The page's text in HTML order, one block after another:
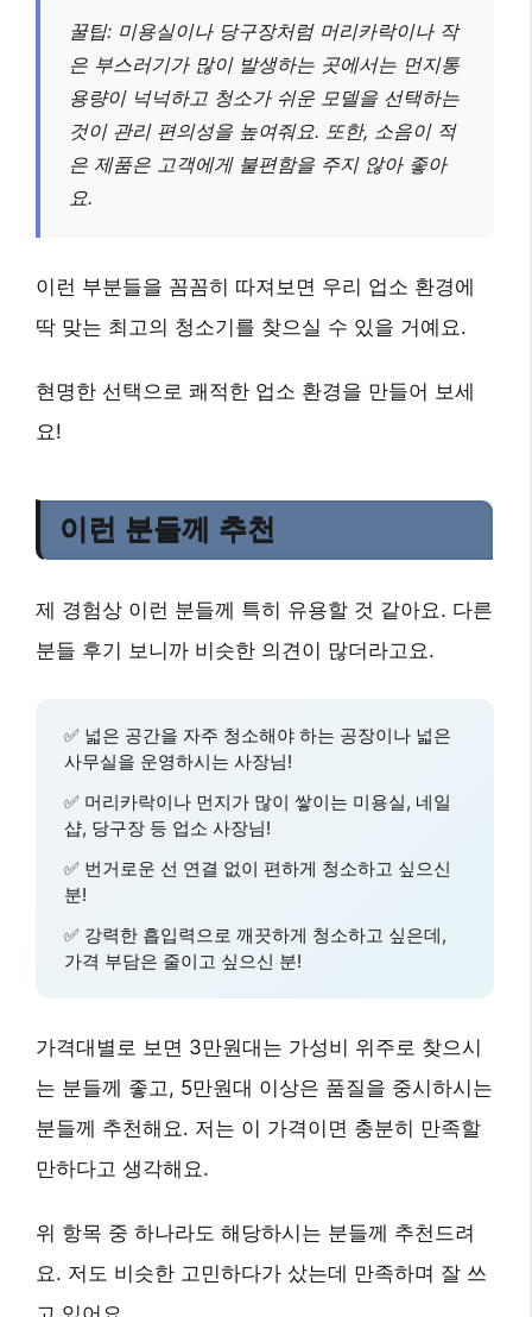
꿀팁: 미용실이나 당구장처럼 머리카락이나 작
은 부스러기가 많이 발생하는 곳에서는 먼지통
용량이 넉넉하고 청소가 쉬운 모델을 선택하는
것이 관리 편의성을 높여줘요. 또한, 소음이 적
은 제품은 고객에게 불편함을 주지 않아 좋아
요.
이런 부분들을 꼼꼼히 따져보면 우리 업소 환경에
딱 맞는 최고의 청소기를 찾으실 수 있을 거예요.
현명한 선택으로 쾌적한 업소 환경을 만들어 보세
요!
이런 분들께 추천
제 경험상 이런 분들께 특히 유용할 것 같아요. 다른
분들 후기 보니까 비슷한 의견이 많더라고요.
✅ 넓은 공간을 자주 청소해야 하는 공장이나 넓은
사무실을 운영하시는 사장님!
✅ 머리카락이나 먼지가 많이 쌓이는 미용실, 네일
샵, 당구장 등 업소 사장님!
✅ 번거로운 선 연결 없이 편하게 청소하고 싶으신
분!
✅ 강력한 흡입력으로 깨끗하게 청소하고 싶은데,
가격 부담은 줄이고 싶으신 분!
가격대별로 보면 3만원대는 가성비 위주로 찾으시
는 분들께 좋고, 5만원대 이상은 품질을 중시하시는
분들께 추천해요. 저는 이 가격이면 충분히 만족할
만하다고 생각해요.
위 항목 중 하나라도 해당하시는 분들께 추천드려
요. 저도 비슷한 고민하다가 샀는데 만족하며 잘 쓰